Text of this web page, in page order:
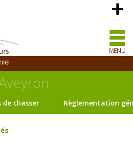
MENU
de chasser Règlementation